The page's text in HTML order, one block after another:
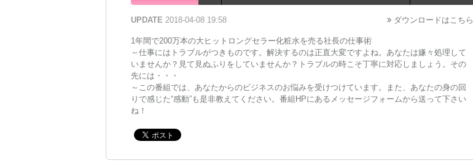
ダウンロードはこちら
UPDATE 2018-04-08 19:58
1年間で200万本の大ヒットロングセラー化粧水を売る社長の仕事術
～仕事にはトラブルがつきものです。解決するのは正直大変ですよね。あなたは嫌々処理して
いませんか？見て見ぬふりをしていませんか？トラブルの時こそ丁寧に対応しましょう。その
先には・・・
～この番組では、あなたからのビジネスのお悩みを受けつけています。また、あなたの身の回
りで感じた“感動”も是非教えてください。番組HPにあるメッセージフォームから送って下さい
ね！